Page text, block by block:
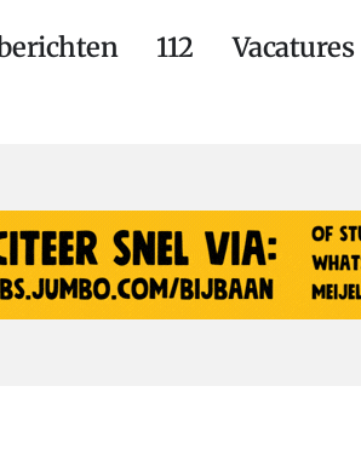
112 Vacatures